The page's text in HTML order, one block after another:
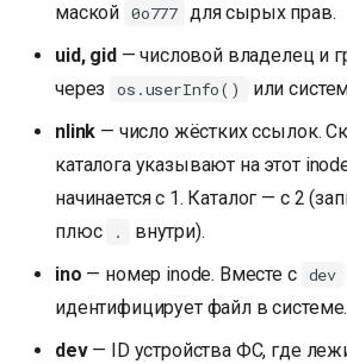
маской 0o777 для сырых прав.
uid, gid — числовой владелец и
через
os.userInfo()
или
nlink — число жёстких ссылок.
каталога указывают на этот
начинается с 1. Каталог — с 2
плюс
.
внутри).
ino — номер inode. Вместе с dev
идентифицирует файл в системе.
dev— ID устройства ФС, где